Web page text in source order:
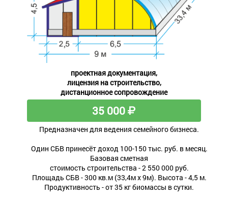
проектная документация,
лицензия на строительство,
дистанционное сопровождение
35 000
Предназначен для ведения семейного бизнеса.
Один СБВ принесёт доход 100-150 тыс. руб. в месяц.
Базовая сметная
стоимость строительства - 2 550 000 руб.
Площадь СБВ - 300 кв.м (33,4м х 9м). Высота - 4,5 м.
Продуктивность - от 35 кг биомассы в сутки.